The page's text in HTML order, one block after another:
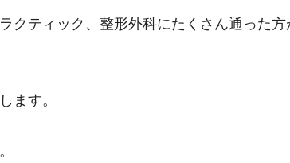
ティック、整形外科にたくさん通った方
ます。